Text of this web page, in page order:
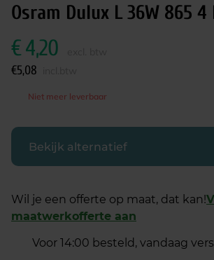
Osram Dulux L 36W 865 4
€4,20
€5,08
Niet meer leverbaar
Bekijk alternatief
Wil je een offerte op maat, dat kan!
maatwerkofferte aan
Voor 14:00 besteld, vandaag